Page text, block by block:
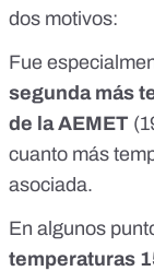
dos motivos:
Fue
segunda más
de la AEMET
cuanto más
asociada.
En algunos
temperaturas